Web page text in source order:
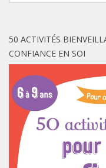
50 ACTIVITÉS
CONFIANCE EN SOI